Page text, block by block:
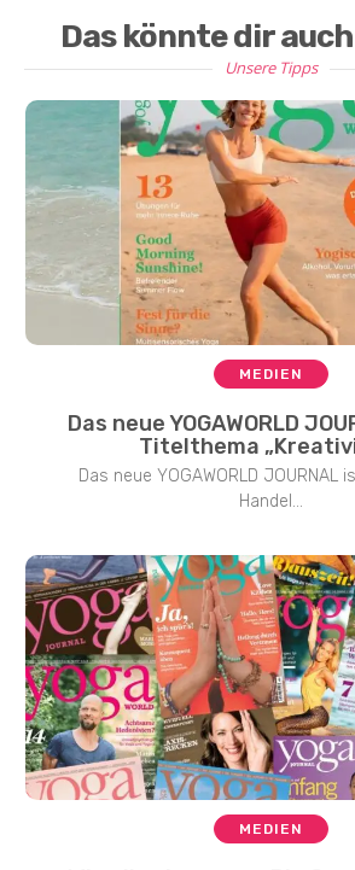
Das könnte dir
Unsere Tipps
MEDIEN
Das neue YOGAWORLD
Titelthema
Das neue YOGAWORLD JOURNAL
Handel...
MEDIEN